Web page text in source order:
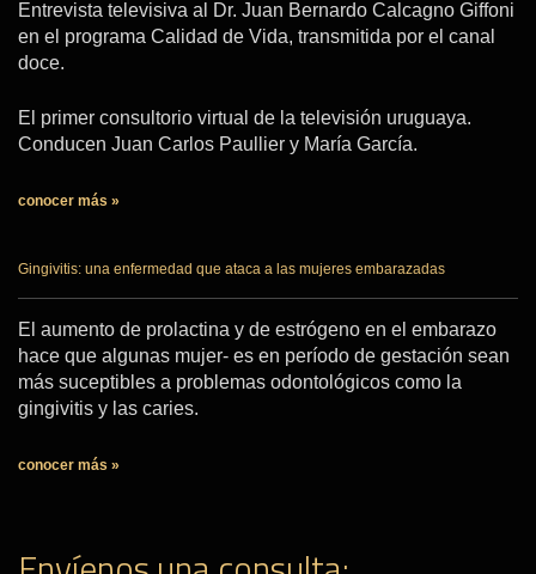
Entrevista televisiva al Dr. Juan Bernardo Calcagno Giffoni
en el programa Calidad de Vida, transmitida por el canal
doce.
El primer consultorio virtual de la televisión uruguaya.
Conducen Juan Carlos Paullier y María García.
conocer más »
Gingivitis: una enfermedad que ataca a las mujeres embarazadas
El aumento de prolactina y de estrógeno en el embarazo
hace que algunas mujer- es en período de gestación sean
más suceptibles a problemas odontológicos como la
gingivitis y las caries.
conocer más »